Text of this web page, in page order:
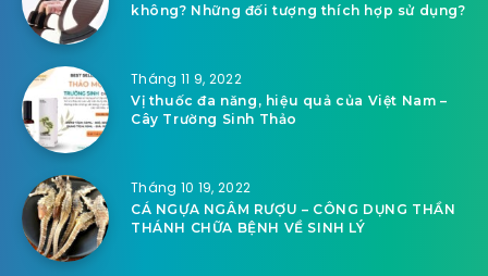
không? Những đối tượng thích hợp sử dụng?
Tháng 11 9, 2022
Vị thuốc đa năng, hiệu quả của Việt Nam –
Cây Trường Sinh Thảo
Tháng 10 19, 2022
CÁ NGỰA NGÂM RƯỢU – CÔNG DỤNG THẦN
THÁNH CHỮA BỆNH VỀ SINH LÝ